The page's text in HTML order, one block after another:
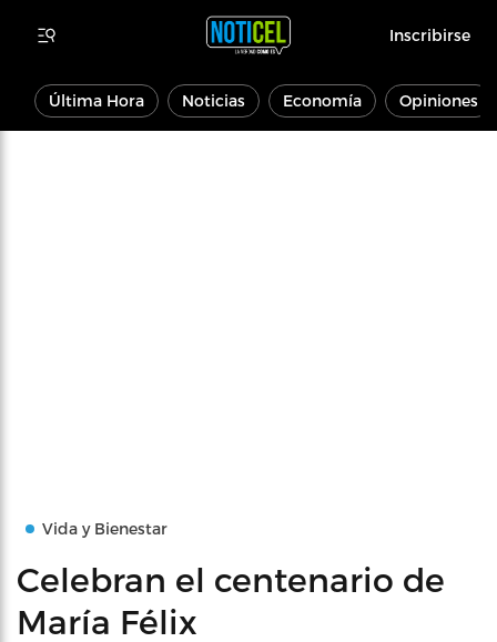
Inscribirse
Última Hora Noticias Economía Opiniones
Vida y Bienestar
Celebran el centenario de
María Félix